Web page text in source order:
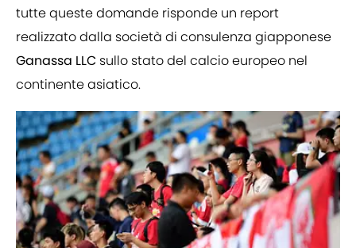
tutte queste domande risponde un report
realizzato dalla società di consulenza giapponese
Ganassa LLC sullo stato del calcio europeo nel
continente asiatico.